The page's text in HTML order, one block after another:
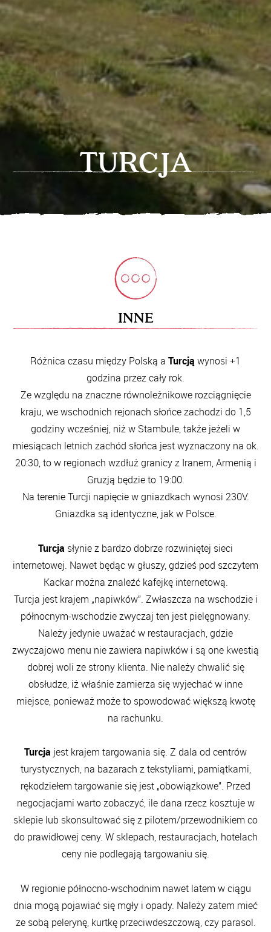
TURCJA
INNE
Różnica czasu między Polską a Turcją wynosi +1
godzina przez cały rok.
Ze względu na znaczne równoleżnikowe rozciągnięcie
kraju, we wschodnich rejonach słońce zachodzi do 1,5
godziny wcześniej, niż w Stambule, także jeżeli w
miesiącach letnich zachód słońca jest wyznaczony na ok.
20:30, to w regionach wzdłuż granicy z Iranem, Armenią i
Gruzją będzie to 19:00.
Na terenie Turcji napięcie w gniazdkach wynosi 230V.
Gniazdka są identyczne, jak w Polsce.
Turcja słynie z bardzo dobrze rozwiniętej sieci
internetowej. Nawet będąc w głuszy, gdzieś pod szczytem
Kackar można znaleźć kafejkę internetową.
Turcja jest krajem „napiwków”. Zwłaszcza na wschodzie i
północnym-wschodzie zwyczaj ten jest pielęgnowany.
Należy jedynie uważać w restauracjach, gdzie
zwyczajowo menu nie zawiera napiwków i są one kwestią
dobrej woli ze strony klienta. Nie należy chwalić się
obsłudze, iż właśnie zamierza się wyjechać w inne
miejsce, ponieważ może to spowodować większą kwotę
na rachunku.
Turcja jest krajem targowania się. Z dala od centrów
turystycznych, na bazarach z tekstyliami, pamiątkami,
rękodziełem targowanie się jest „obowiązkowe”. Przed
negocjacjami warto zobaczyć, ile dana rzecz kosztuje w
sklepie lub skonsultować się z pilotem/przewodnikiem co
do prawidłowej ceny. W sklepach, restauracjach, hotelach
ceny nie podlegają targowaniu się.
W regionie północno-wschodnim nawet latem w ciągu
dnia mogą pojawiać się mgły i opady. Należy zatem mieć
ze sobą pelerynę, kurtkę przeciwdeszczową, czy parasol.